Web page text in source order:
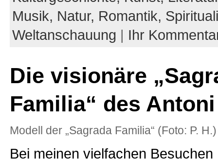
Musik, Natur, Romantik,
Weltanschauung | Ihr
Die visionäre
Familia“ des
Modell der „Sagrada Familia“ (Foto: P. H.)
Bei meinen vielfachen